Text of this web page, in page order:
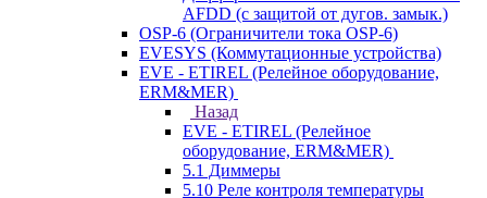
AFDD (с защитой от дугов. замык.)
OSP-6 (Ограничители тока OSP-6)
EVESYS (Коммутационные устройства)
EVE - ETIREL (Релейное оборудование,
ERM&MER)
Назад
EVE - ETIREL (Релейное
оборудование, ERM&MER)
5.1 Диммеры
5.10 Реле контроля температуры